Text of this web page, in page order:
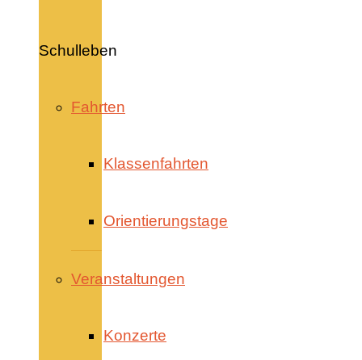
Schulleben
Fahrten
Klassenfahrten
Orientierungstage
Veranstaltungen
Konzerte